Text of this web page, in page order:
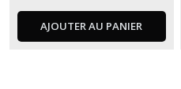
AJOUTER AU PANIER